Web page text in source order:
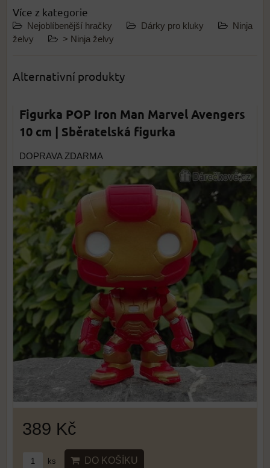
Více z kategorie
Nejoblíbenější hračky Dárky pro kluky
Ninja
želvy
> Ninja želvy
Alternativní produkty
Figurka POP Iron Man Marvel Avengers
10 cm | Sběratelská figurka
DOPRAVA ZDARMA
389 Kč
ks DO KOŠÍKU